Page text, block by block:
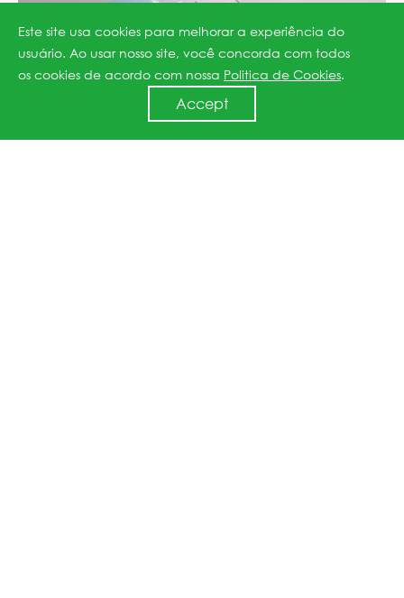
Este site usa cookies para melhorar a experiência do
usuário. Ao usar nosso site, você concorda com todos
os cookies de acordo com nossa Politica de Cookies.
Accept